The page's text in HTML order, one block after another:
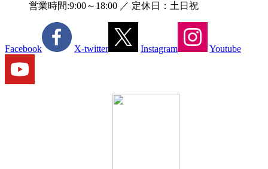
営業時間:9:00～18:00 ／ 定休日：土日祝
Facebook X-twitter Instagram Youtube